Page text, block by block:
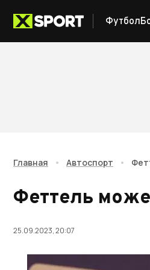
Футбол
Главная • Автоспорт •
Феттель
25.09.2023, 20:07